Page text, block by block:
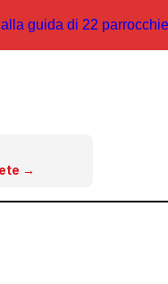
guida di 22
via all’ampliamento: più
AL DIRETTORE-Il
→